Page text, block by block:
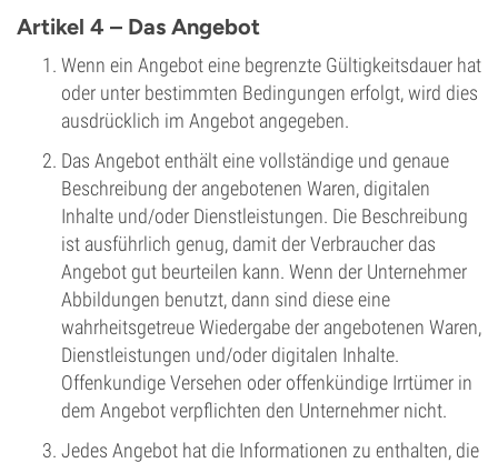
Artikel 4 – Das Angebot
Wenn ein Angebot eine begrenzte Gültigkeitsdauer hat
oder unter bestimmten Bedingungen erfolgt, wird dies
ausdrücklich im Angebot angegeben.
Das Angebot enthält eine vollständige und genaue
Beschreibung der angebotenen Waren, digitalen
Inhalte und/oder Dienstleistungen. Die Beschreibung
ist ausführlich genug, damit der Verbraucher das
Angebot gut beurteilen kann. Wenn der Unternehmer
Abbildungen benutzt, dann sind diese eine
wahrheitsgetreue Wiedergabe der angebotenen Waren,
Dienstleistungen und/oder digitalen Inhalte.
Offenkundige Versehen oder offenkündige Irrtümer in
dem Angebot verpflichten den Unternehmer nicht.
Jedes Angebot hat die Informationen zu enthalten, die